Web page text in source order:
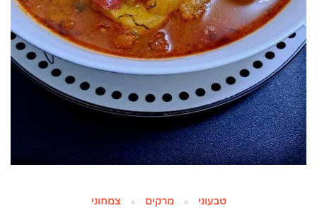
טבעוני מרקים צמחוני